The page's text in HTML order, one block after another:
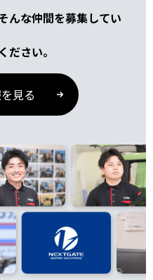
んな仲間を募集してい
ださい。
見る